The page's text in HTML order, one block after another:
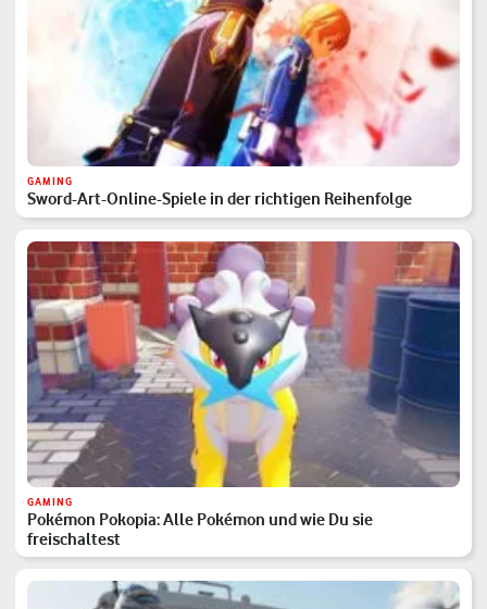
GAMING
Sword-Art-Online-Spiele in der richtigen Reihenfolge
GAMING
Pokémon Pokopia: Alle Pokémon und wie Du sie
freischaltest